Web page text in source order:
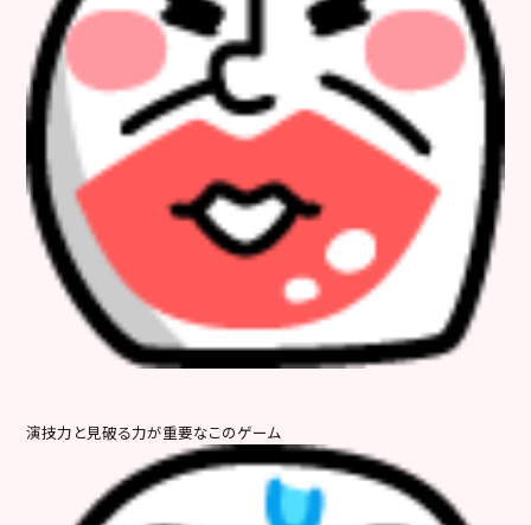
演技力と見破る力が重要なこのゲーム